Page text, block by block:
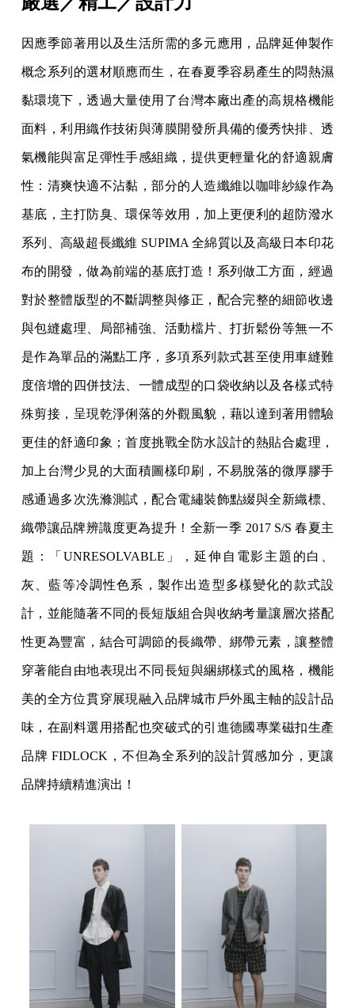
因應季節著用以及生活所需的多元應用，品牌延伸製作
概念系列的選材順應而生，在春夏季容易產生的悶熱濕
黏環境下，透過大量使用了台灣本廠出產的高規格機能
面料，利用織作技術與薄膜開發所具備的優秀快排、透
氣機能與富足彈性手感組織，提供更輕量化的舒適親膚
性：清爽快適不沾黏，部分的人造纖維以咖啡紗線作為
基底，主打防臭、環保等效用，加上更便利的超防潑水
系列、高級超長纖維 SUPIMA 全綿質以及高級日本印花
布的開發，做為前端的基底打造！系列做工方面，經過
對於整體版型的不斷調整與修正，配合完整的細節收邊
與包縫處理、局部補強、活動檔片、打折鬆份等無一不
是作為單品的滿點工序，多項系列款式甚至使用車縫難
度倍增的四併技法、一體成型的口袋收納以及各樣式特
殊剪接，呈現乾淨俐落的外觀風貌，藉以達到著用體驗
更佳的舒適印象；首度挑戰全防水設計的熱貼合處理，
加上台灣少見的大面積圖樣印刷，不易脫落的微厚膠手
感通過多次洗滌測試，配合電繡裝飾點綴與全新織標、
織帶讓品牌辨識度更為提升！全新一季 2017 S/S 春夏主
題：「UNRESOLVABLE」，延伸自電影主題的白、
灰、藍等冷調性色系，製作出造型多樣變化的款式設
計，並能隨著不同的長短版組合與收納考量讓層次搭配
性更為豐富，結合可調節的長織帶、綁帶元素，讓整體
穿著能自由地表現出不同長短與綑綁樣式的風格，機能
美的全方位貫穿展現融入品牌城市戶外風主軸的設計品
味，在副料選用搭配也突破式的引進德國專業磁扣生產
品牌 FIDLOCK，不但為全系列的設計質感加分，更讓
品牌持續精進演出！